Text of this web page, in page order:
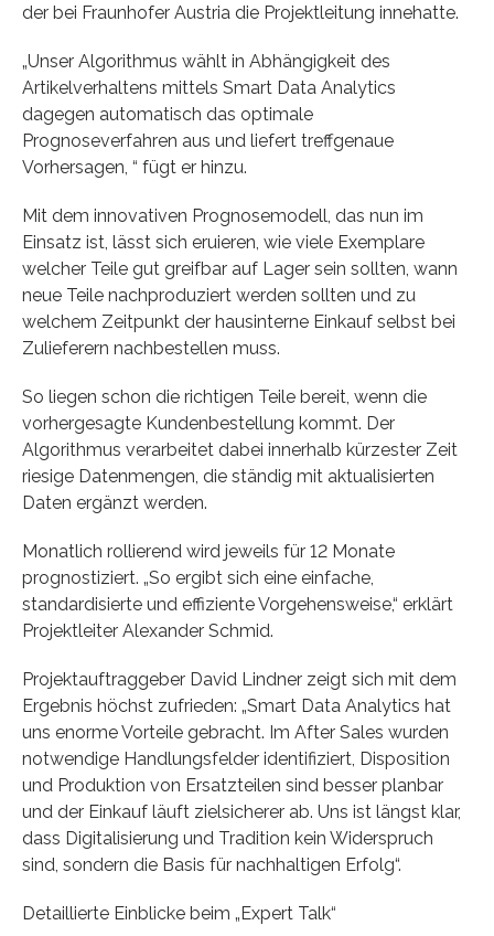
der bei Fraunhofer Austria die Projektleitung innehatte.
„Unser Algorithmus wählt in Abhängigkeit des
Artikelverhaltens mittels Smart Data Analytics
dagegen automatisch das optimale
Prognoseverfahren aus und liefert treffgenaue
Vorhersagen, “ fügt er hinzu.
Mit dem innovativen Prognosemodell, das nun im
Einsatz ist, lässt sich eruieren, wie viele Exemplare
welcher Teile gut greifbar auf Lager sein sollten, wann
neue Teile nachproduziert werden sollten und zu
welchem Zeitpunkt der hausinterne Einkauf selbst bei
Zulieferern nachbestellen muss.
So liegen schon die richtigen Teile bereit, wenn die
vorhergesagte Kundenbestellung kommt. Der
Algorithmus verarbeitet dabei innerhalb kürzester Zeit
riesige Datenmengen, die ständig mit aktualisierten
Daten ergänzt werden.
Monatlich rollierend wird jeweils für 12 Monate
prognostiziert. „So ergibt sich eine einfache,
standardisierte und effiziente Vorgehensweise,“ erklärt
Projektleiter Alexander Schmid.
Projektauftraggeber David Lindner zeigt sich mit dem
Ergebnis höchst zufrieden: „Smart Data Analytics hat
uns enorme Vorteile gebracht. Im After Sales wurden
notwendige Handlungsfelder identifiziert, Disposition
und Produktion von Ersatzteilen sind besser planbar
und der Einkauf läuft zielsicherer ab. Uns ist längst klar,
dass Digitalisierung und Tradition kein Widerspruch
sind, sondern die Basis für nachhaltigen Erfolg“.
Detaillierte Einblicke beim „Expert Talk“